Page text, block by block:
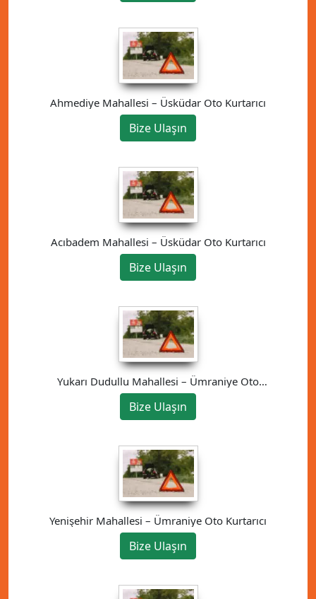
Ahmediye Mahallesi – Üsküdar Oto Kurtarıcı
Bize Ulaşın
Acıbadem Mahallesi – Üsküdar Oto Kurtarıcı
Bize Ulaşın
Yukarı Dudullu Mahallesi – Ümraniye Oto
Kurtarıcı
Bize Ulaşın
Yenişehir Mahallesi – Ümraniye Oto Kurtarıcı
Bize Ulaşın